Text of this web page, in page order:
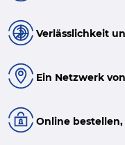
Verlässlichkeit
Ein Netzwerk
Online